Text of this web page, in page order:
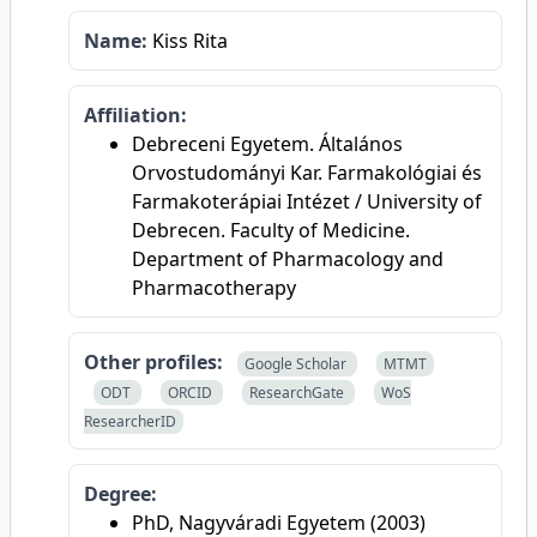
Name: Kiss Rita
Affiliation:
Debreceni Egyetem. Általános
Orvostudományi Kar. Farmakológiai és
Farmakoterápiai Intézet / University of
Debrecen. Faculty of Medicine.
Department of Pharmacology and
Pharmacotherapy
Other profiles: Google Scholar
MTMT
ODT
ORCID ResearchGate
WoS
ResearcherID
Degree:
PhD, Nagyváradi Egyetem (2003)